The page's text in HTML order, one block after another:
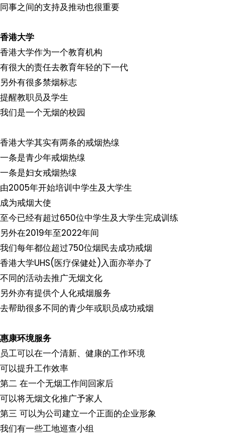
同事之间的支持及推动也很重要
香港大学
香港大学作为一个教育机构
有很大的责任去教育年轻的下一代
另外有很多禁烟标志
提醒教职员及学生
我们是一个无烟的校园
香港大学其实有两条的戒烟热缐
一条是青少年戒烟热缐
一条是妇女戒烟热缐
由2005年开始培训中学生及大学生
成为戒烟大使
至今已经有超过650位中学生及大学生完成训练
另外在2019年至2022年间
我们每年都位超过750位烟民去成功戒烟
香港大学UHS(医疗保健处)入面亦举办了
不同的活动去推广无烟文化
另外亦有提供个人化戒烟服务
去帮助很多不同的青少年或职员成功戒烟
惠康环境服务
员工可以在一个清新、健康的工作环境
可以提升工作效率
第二 在一个无烟工作间回家后
可以将无烟文化推广予家人
第三 可以为公司建立一个正面的企业形象
我们有一些工地巡查小组